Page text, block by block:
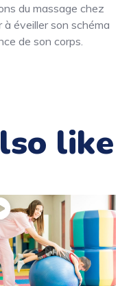
du massage chez
à éveiller son schéma
de son corps.
like
– Relaxation de 6 à